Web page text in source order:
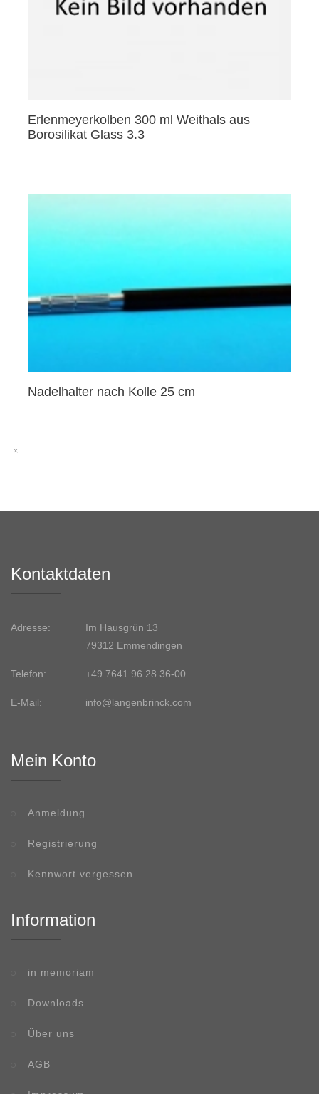
Erlenmeyerkolben 300 ml Weithals aus
Borosilikat Glass 3.3
Nadelhalter nach Kolle 25 cm
Kontaktdaten
Adresse:
Im Hausgrün 13
79312 Emmendingen
Telefon: +49 7641 96 28 36-00
E-Mail: info@langenbrinck.com
Mein Konto
Anmeldung
Registrierung
Kennwort vergessen
Information
in memoriam
Downloads
Über uns
AGB